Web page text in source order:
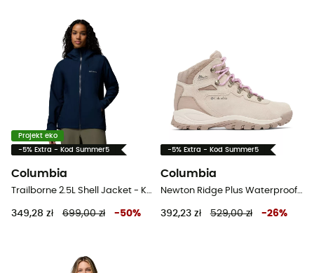
Projekt eko
-5% Extra - Kod Summer5
Columbia
Trailborne 2.5L Shell Jacket - Kurtka przeciwdeszczowa damska
349,28 zł 699,00 zł -50%
-5% Extra - Kod Summer5
Columbia
Newton Ridge Plus Waterproof Amped - Buty turystyczne damskie
392,23 zł 529,00 zł -26%